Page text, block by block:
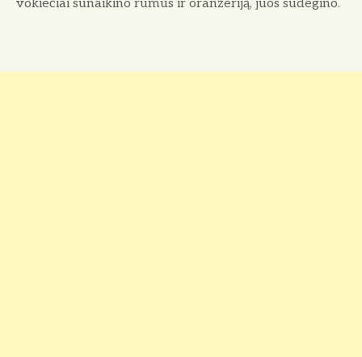
vokiečiai sunaikino rūmus ir oranžeriją, juos sudegino.